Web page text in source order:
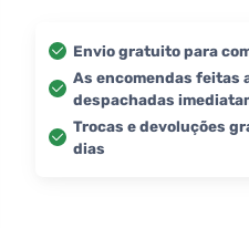
Envio gratuito para
As encomendas feitas
despachadas
Trocas e devoluções
dias